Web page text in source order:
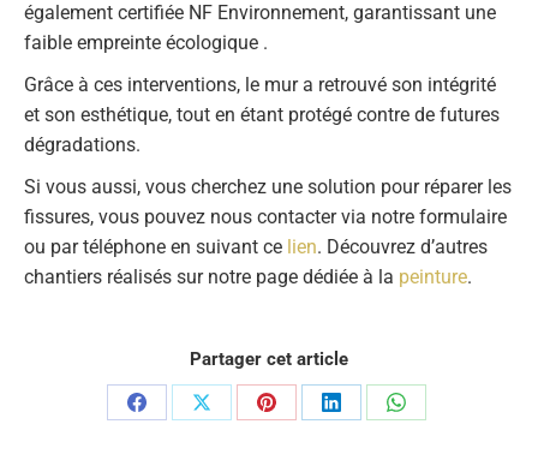
également certifiée NF Environnement, garantissant une
faible empreinte écologique .
Grâce à ces interventions, le mur a retrouvé son intégrité
et son esthétique, tout en étant protégé contre de futures
dégradations.
Si vous aussi, vous cherchez une solution pour réparer les
fissures, vous pouvez nous contacter via notre formulaire
ou par téléphone en suivant ce lien. Découvrez d’autres
chantiers réalisés sur notre page dédiée à la peinture.
Partager cet article
PartagerPartagerPartagerPartagerPartager